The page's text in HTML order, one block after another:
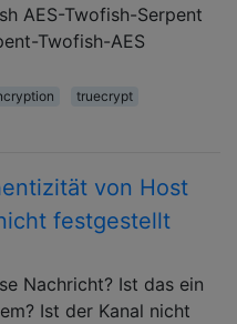
AES-Twofish-Serpent
Twofish-AES
truecrypt
von Host
festgestellt
Nachricht? Ist das ein
Ist der Kanal nicht